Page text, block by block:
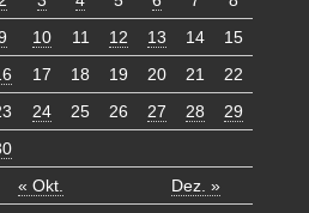
« Okt. Dez. »
10 11 12 13 14
15
17 18 19 20 21
22
24 25 26 27 28
29